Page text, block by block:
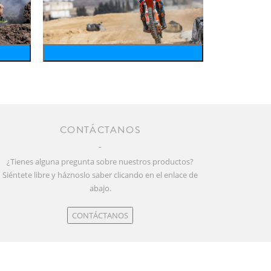
CONTÁCTANOS
¿Tienes alguna pregunta sobre nuestros productos?
Siéntete libre y háznoslo saber clicando en el enlace de
abajo.
CONTÁCTANOS